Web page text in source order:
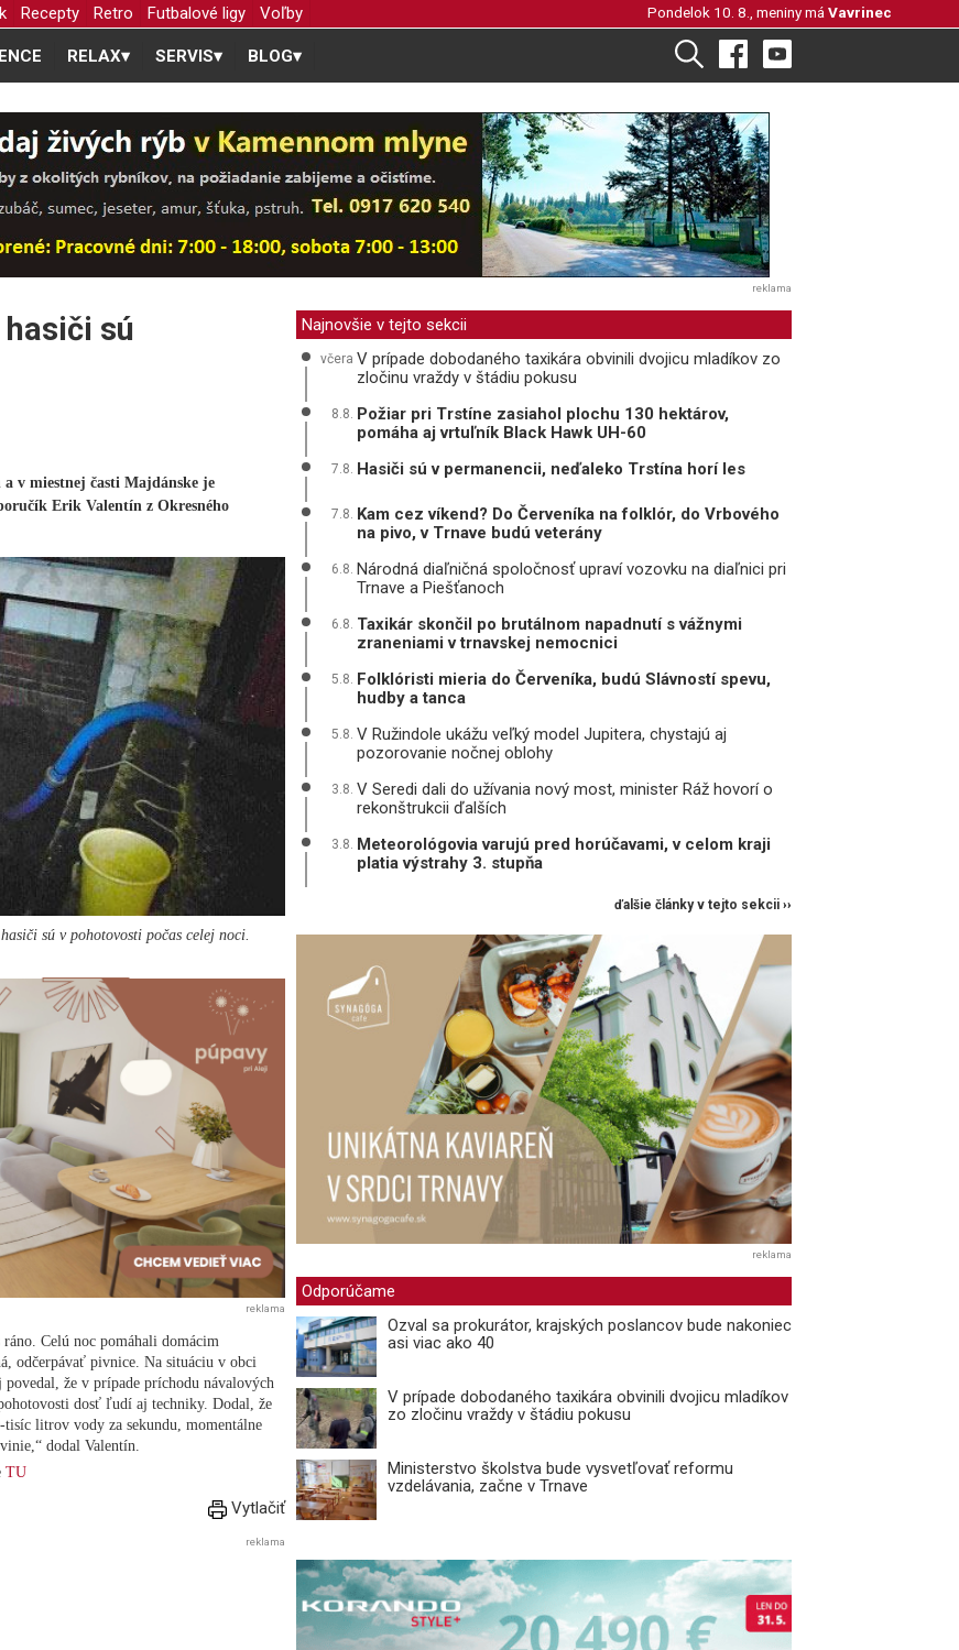
Recepty Retro Futbalové ligy Voľby Pondelok 10. 8., meniny má Vavrinec
RELAX▾ SERVIS▾ BLOG▾
reklama
hasiči sú
v miestnej časti Majdánske je
Erik Valentín z Okresného
sú v pohotovosti počas celej noci.
reklama
Celú noc pomáhali domácim
odčerpávať pivnice. Na situáciu v obci
že v prípade príchodu návalových
dosť ľudí aj techniky. Dodal, že
litrov vody za sekundu, momentálne
dodal Valentín.
TU
Vytlačiť
reklama
Najnovšie v tejto sekcii
včera V prípade dobodaného taxikára obvinili dvojicu mladíkov zo
zločinu vraždy v štádiu pokusu
8.8. Požiar pri Trstíne zasiahol plochu 130 hektárov,
pomáha aj vrtuľník Black Hawk UH-60
7.8. Hasiči sú v permanencii, neďaleko Trstína horí les
7.8. Kam cez víkend? Do Červeníka na folklór, do Vrbového
na pivo, v Trnave budú veterány
6.8. Národná diaľničná spoločnosť upraví vozovku na diaľnici pri
Trnave a Piešťanoch
6.8. Taxikár skončil po brutálnom napadnutí s vážnymi
zraneniami v trnavskej nemocnici
5.8. Folklóristi mieria do Červeníka, budú Slávností spevu,
hudby a tanca
5.8. V Ružindole ukážu veľký model Jupitera, chystajú aj
pozorovanie nočnej oblohy
3.8. V Seredi dali do užívania nový most, minister Ráž hovorí o
rekonštrukcii ďalších
3.8. Meteorológovia varujú pred horúčavami, v celom kraji
platia výstrahy 3. stupňa
ďalšie články v tejto sekcii ››
reklama
Odporúčame
Ozval sa prokurátor, krajských poslancov bude nakoniec
asi viac ako 40
V prípade dobodaného taxikára obvinili dvojicu mladíkov
zo zločinu vraždy v štádiu pokusu
Ministerstvo školstva bude vysvetľovať reformu
vzdelávania, začne v Trnave